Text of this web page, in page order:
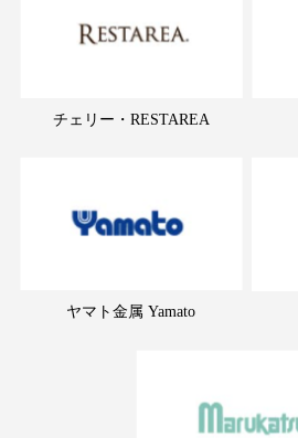
チェリー・RESTAREA
ヤマト金属 Yamato